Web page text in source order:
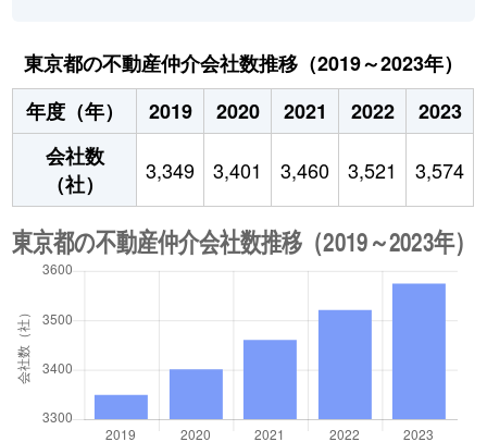
東京都の不動産仲介会社数推移（2019～2023年）
年度（年）
2019 2020 2021 2022
2023
会社数
（社）
3,349 3,401 3,460 3,521 3,574